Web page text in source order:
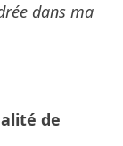
dans ma
de